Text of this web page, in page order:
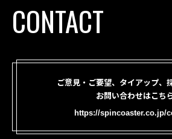
CONTACT
ご意見・ご要望、タイアップ、
お問い合わせはこち
https://spincoaster.co.jp/